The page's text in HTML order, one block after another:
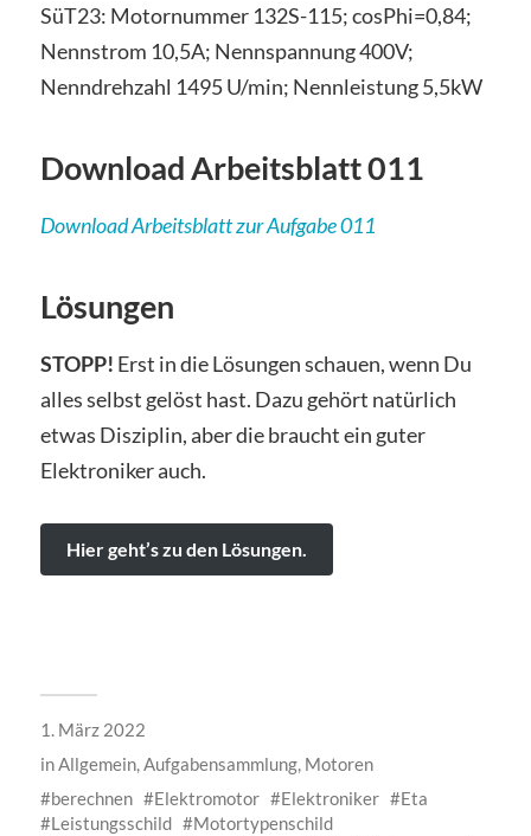
SüT23: Motornummer 132S-115; cosPhi=0,84;
Nennstrom 10,5A; Nennspannung 400V;
Nenndrehzahl 1495 U/min; Nennleistung 5,5kW
Download Arbeitsblatt 011
Download Arbeitsblatt zur Aufgabe 011
Lösungen
STOPP! Erst in die Lösungen schauen, wenn Du
alles selbst gelöst hast. Dazu gehört natürlich
etwas Disziplin, aber die braucht ein guter
Elektroniker auch.
Hier geht’s zu den Lösungen.
1. März 2022
inAllgemein,Aufgabensammlung, Motoren
berechnen
Elektromotor Elektroniker
Eta
Leistungsschild
Motortypenschild